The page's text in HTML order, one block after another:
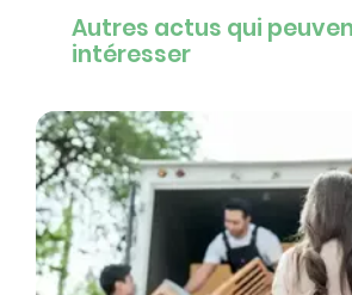
Autres actus qui
intéresser